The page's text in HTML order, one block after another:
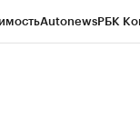
AutonewsРБК